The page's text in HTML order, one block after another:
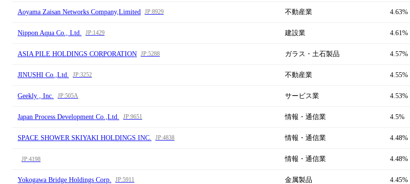
Aoyama Zaisan Networks Company,Limited JP:8929 不動産業 4.63%
Nippon Aqua Co., Ltd. JP:1429 建設業 4.61%
ASIA PILE HOLDINGS CORPORATION JP:5288 ガラス・土石製品 4.57%
JINUSHI Co.,Ltd. JP:3252 不動産業 4.55%
Geekly , Inc. JP:505A サービス業 4.53%
Japan Process Development Co.,Ltd. JP:9651 情報・通信業 4.5%
SPACE SHOWER SKIYAKI HOLDINGS INC. JP:4838 情報・通信業 4.48%
JP:4198 情報・通信業 4.48%
Yokogawa Bridge Holdings Corp. JP:5911 金属製品 4.45%